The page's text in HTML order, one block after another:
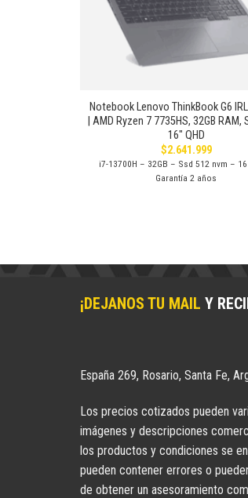
Notebook Lenovo ThinkBook G6
| AMD Ryzen 7 7735HS, 32GB RAM,
16″ QHD
$2.641.999
i7-13700H – 32GB – Ssd 512 nvm – 16
Garantía 2 años
¡DEJANOS TU MAIL Y
España 269, Rosario, Santa Fe,
Los precios cotizados pueden
imágenes y descripciones
los productos y condiciones se
pueden contener errores o
de obtener un asesoramiento